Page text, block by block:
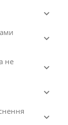
не